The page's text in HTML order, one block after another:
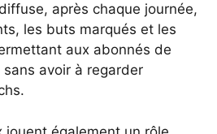
après chaque journée,
les buts marqués et les
aux abonnés de
avoir à regarder